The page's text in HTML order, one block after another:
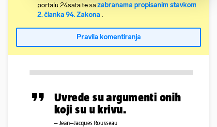
portalu 24sata te sazabranama propisanim stavkom
2. članka 94. Zakona .
Pravila komentiranja
Uvrede su argumenti onih
koji su u krivu.
– Jean–Jacques Rousseau